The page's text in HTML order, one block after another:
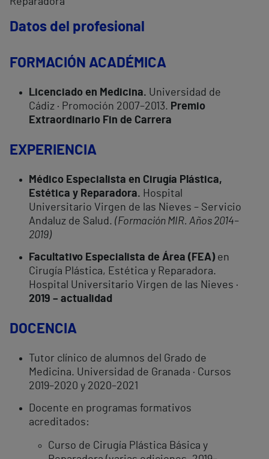
Datos del profesional
FORMACIÓN ACADÉMICA
Licenciado en Medicina. Universidad de
Cádiz · Promoción 2007–2013. Premio
Extraordinario Fin de Carrera
EXPERIENCIA
Médico Especialista en Cirugía Plástica,
Estética y Reparadora. Hospital
Universitario Virgen de las Nieves – Servicio
Andaluz de Salud. (Formación MIR. Años 2014–
2019)
Facultativo Especialista de Área (FEA)en
Cirugía Plástica, Estética y Reparadora.
Hospital Universitario Virgen de las Nieves ·
2019 – actualidad
DOCENCIA
Tutor clínico de alumnos del Grado de
Medicina. Universidad de Granada · Cursos
2019–2020 y 2020–2021
Docente en programas formativos
acreditados:
Curso de Cirugía Plástica Básica y